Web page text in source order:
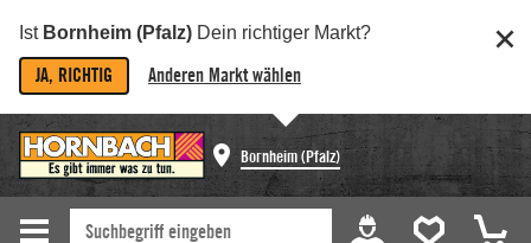
Ist Bornheim (Pfalz) Dein richtiger Markt?
JA, RICHTIG Anderen Markt wählen
Bornheim (Pfalz)